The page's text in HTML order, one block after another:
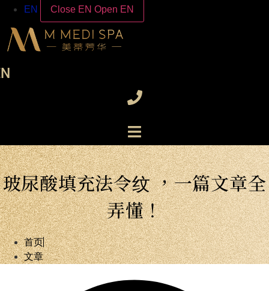
EN
Close EN Open EN
玻尿酸填充法令纹 ，一篇文章全
弄懂！
首页
文章